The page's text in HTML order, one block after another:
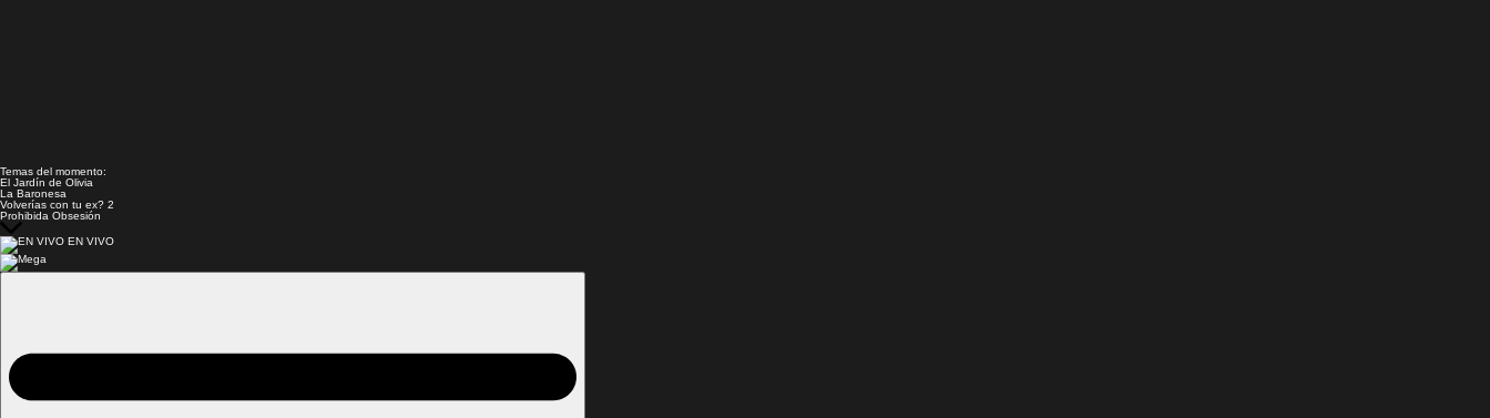
Temas del momento:
El Jardín de Olivia
La Baronesa
Volverías con tu ex? 2
Prohibida Obsesión
EN VIVO